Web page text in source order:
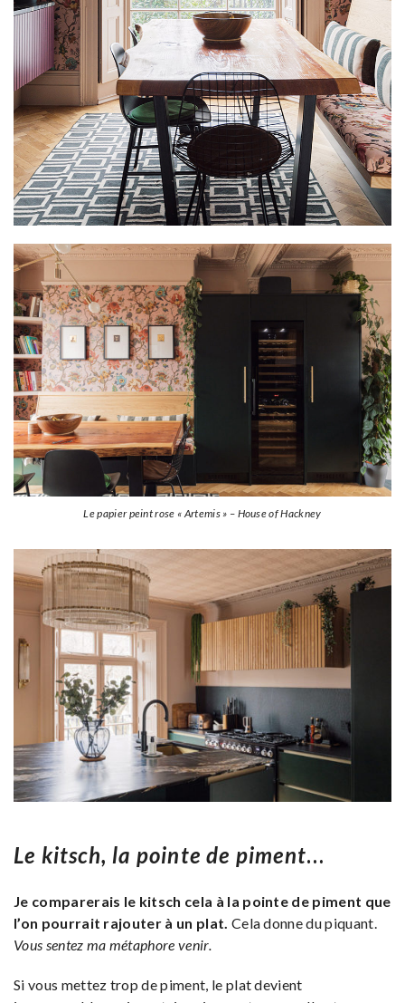
Le papier peint rose « Artemis » – House of Hackney
Le kitsch, la pointe de piment…
Je comparerais le kitsch cela à la pointe de piment que
l’on pourrait rajouter à un plat. Cela donne du piquant.
Vous sentez ma métaphore venir.
Si vous mettez trop de piment, le plat devient